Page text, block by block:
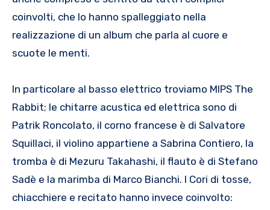
coinvolti, che lo hanno spalleggiato nella
realizzazione di un album che parla al cuore e
scuote le menti.
In particolare al basso elettrico troviamo MIPS The
Rabbit; le chitarre acustica ed elettrica sono di
Patrik Roncolato, il corno francese è di Salvatore
Squillaci, il violino appartiene a Sabrina Contiero, la
tromba è di Mezuru Takahashi, il flauto è di Stefano
Sadè e la marimba di Marco Bianchi. I Cori di tosse,
chiacchiere e recitato hanno invece coinvolto: